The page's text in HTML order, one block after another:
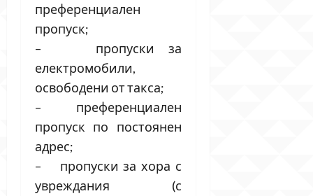
преференциален
пропуск;
– пропуски за
електромобили,
освободени от такса;
– преференциален
пропуск по постоянен
адрес;
– пропуски за хора с
увреждания (с